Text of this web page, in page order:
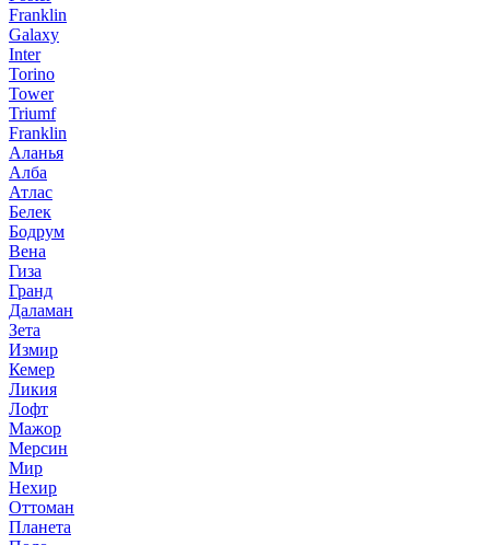
Franklin
Galaxy
Inter
Torino
Tower
Triumf
Franklin
Аланья
Алба
Атлас
Белек
Бодрум
Вена
Гиза
Гранд
Даламан
Зета
Измир
Кемер
Ликия
Лофт
Мажор
Мерсин
Мир
Нехир
Оттоман
Планета